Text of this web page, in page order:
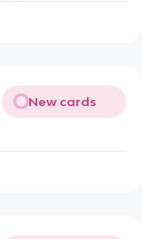
New cards